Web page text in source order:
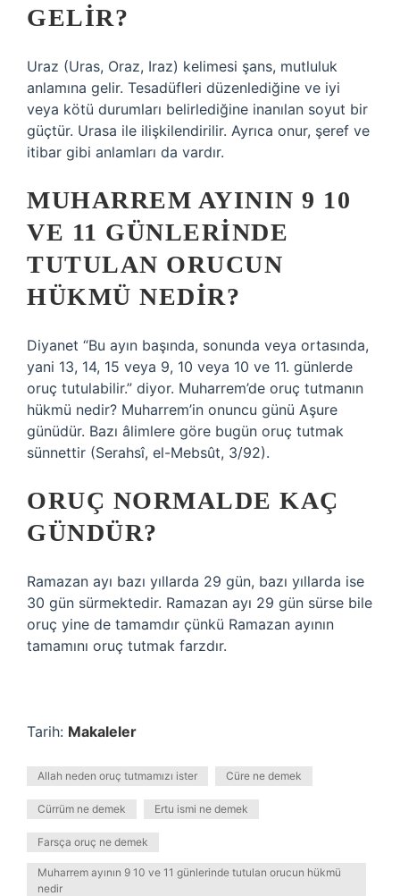
GELIR?
Uraz (Uras, Oraz, Iraz) kelimesi şans, mutluluk
anlamına gelir. Tesadüfleri düzenlediğine ve iyi
veya kötü durumları belirlediğine inanılan soyut bir
güçtür. Urasa ile ilişkilendirilir. Ayrıca onur, şeref ve
itibar gibi anlamları da vardır.
MUHARREM AYININ 9 10
VE 11 GÜNLERINDE
TUTULAN ORUCUN
HÜKMÜ NEDIR?
Diyanet “Bu ayın başında, sonunda veya ortasında,
yani 13, 14, 15 veya 9, 10 veya 10 ve 11. günlerde
oruç tutulabilir.” diyor. Muharrem’de oruç tutmanın
hükmü nedir? Muharrem’in onuncu günü Aşure
günüdür. Bazı âlimlere göre bugün oruç tutmak
sünnettir (Serahsî, el-Mebsût, 3/92).
ORUÇ NORMALDE KAÇ
GÜNDÜR?
Ramazan ayı bazı yıllarda 29 gün, bazı yıllarda ise
30 gün sürmektedir. Ramazan ayı 29 gün sürse bile
oruç yine de tamamdır çünkü Ramazan ayının
tamamını oruç tutmak farzdır.
Tarih: Makaleler
Allah neden oruç tutmamızı ister Cüre ne demek
Cürrüm ne demek Ertu ismi ne demek
Farsça oruç ne demek
Muharrem ayının 9 10 ve 11 günlerinde tutulan orucun hükmü
nedir